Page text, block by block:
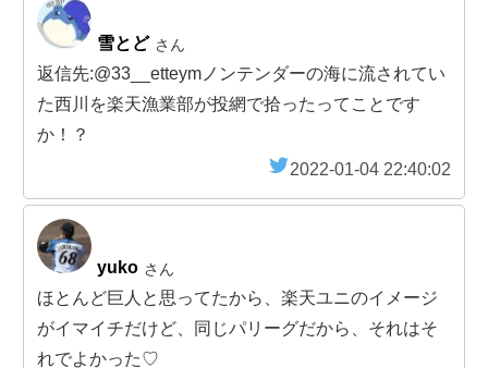
雪とど さん
返信先:@33__etteymノンテンダーの海に流されてい
た西川を楽天漁業部が投網で拾ったってことです
か！？
2022-01-04 22:40:02
yuko さん
ほとんど巨人と思ってたから、楽天ユニのイメージ
がイマイチだけど、同じパリーグだから、それはそ
れでよかった♡